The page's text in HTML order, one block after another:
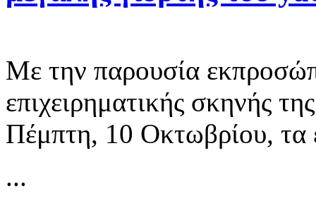
Με την παρουσία
επιχειρηματικής σκηνής
Πέμπτη, 10 Οκτωβρίου, τα
...